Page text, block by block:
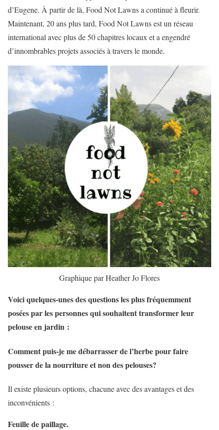
d’Eugene. À partir de là, Food Not Lawns a continué à fleurir.
Maintenant, 20 ans plus tard, Food Not Lawns est un réseau
international avec plus de 50 chapitres locaux et a engendré
d’innombrables projets associés à travers le monde.
Graphique par Heather Jo Flores
Voici quelques-unes des questions les plus fréquemment
posées par les personnes qui souhaitent transformer leur
pelouse en jardin :
Comment puis-je me débarrasser de l’herbe pour faire
pousser de la nourriture et non des pelouses?
Il existe plusieurs options, chacune avec des avantages et des
inconvénients :
Feuille de paillage.